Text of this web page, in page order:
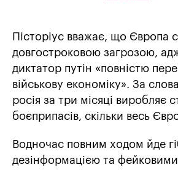
Пісторіус вважає, що Європа
довгостроковою загрозою,
диктатор путін «повністю
військову економіку». За
росія за три місяці виробляє
боєприпасів, скільки весь
Водночас повним ходом йде
дезінформацією та